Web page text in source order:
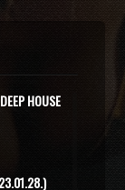
HOUSE